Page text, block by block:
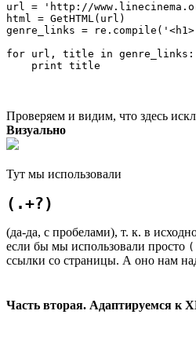
url = 'http://
html = GetHTML(url)
genre_links =
for url, title in genre_links:
Проверяем и видим, что здесь
Визуально
Тут мы использовали
(.+?)
(да-да, с пробелами), т. к. в
если бы мы использовали просто
ссылки со страницы. А оно нам
Часть вторая. Адаптируемся к